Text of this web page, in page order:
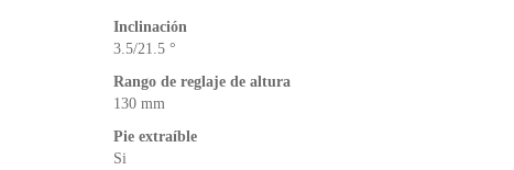
Inclinación
­3.5/21.5 °
Rango de reglaje de altura
130 mm
Pie extraíble
Si